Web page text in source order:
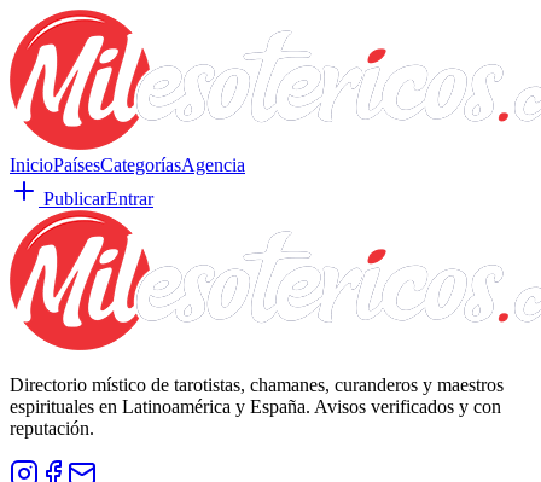
InicioPaísesCategoríasAgencia
PublicarEntrar
Directorio místico de tarotistas, chamanes, curanderos y maestros
espirituales en Latinoamérica y España. Avisos verificados y con
reputación.